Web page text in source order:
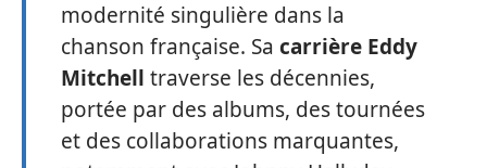
modernité singulière dans la
chanson française. Sa carrière Eddy
Mitchell traverse les décennies,
portée par des albums, des tournées
et des collaborations marquantes,